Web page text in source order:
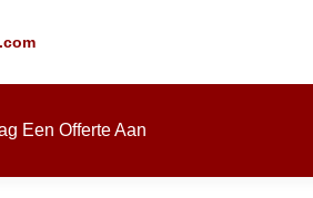
Een Offerte Aan